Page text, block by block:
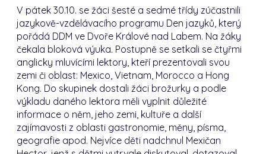
V pátek 30.10. se žáci šesté a sedmé třídy zúčastnili
jazykově-vzdělávacího programu Den jazyků, který
pořádá DDM ve Dvoře Králové nad Labem. Na žáky
čekala bloková výuka. Postupně se setkali se čtyřmi
anglicky mluvícími lektory, kteří prezentovali svou
zemi či oblast: Mexico, Vietnam, Morocco a Hong
Kong. Do skupinek dostali žáci brožurky a podle
výkladu daného lektora měli vyplnit důležité
informace o něm, jeho zemi, kultuře a další
zajímavosti z oblasti gastronomie, měny, písma,
geografie apod. Nejvíce děti nadchnul Mexičan